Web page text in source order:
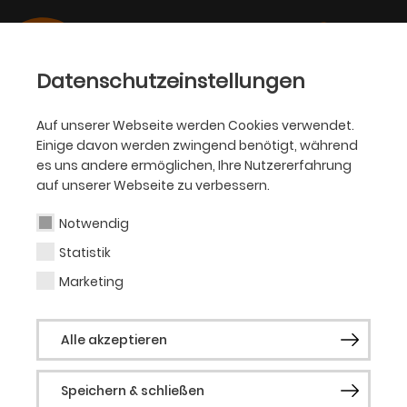
Datenschutzeinstellungen
Auf unserer Webseite werden Cookies verwendet.
Einige davon werden zwingend benötigt, während
es uns andere ermöglichen, Ihre Nutzererfahrung
auf unserer Webseite zu verbessern.
Notwendig
Statistik
Marketing
Alle akzeptieren
Speichern & schließen
SCHAUSPIEL
Julia Schubert
Gast Schauspiel
Julia Schubert wurde 1982 in Leipzig
geboren und wuchs in Dresden auf. Von
2003 bis 2007 studierte sie an der
Hochschule für Musik und Theater in